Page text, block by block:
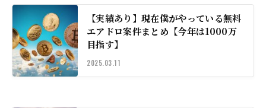
【実績あり】現在僕がやっている無料
エアドロ案件まとめ【今年は1000万
目指す】
2025.03.11